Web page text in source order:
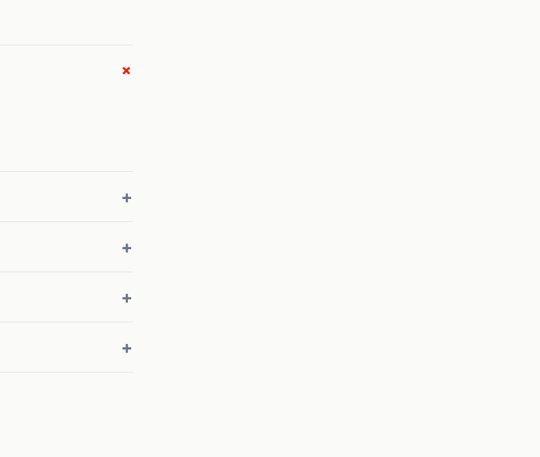
+
+
+
+
+